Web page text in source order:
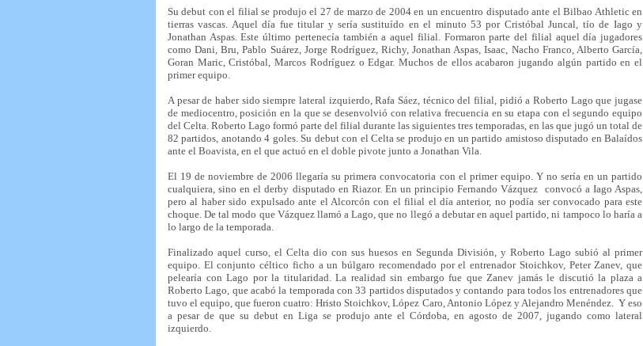
Su debut con el filial se produjo el 27 de marzo de 2004 en un encuentro disputado ante el Bilbao Athletic en
tierras vascas. Aquel día fue titular y sería sustituído en el minuto 53 por Cristóbal Juncal, tío de Iago y
Jonathan Aspas. Este último pertenecía también a aquel filial. Formaron parte del filial aquel día jugadores
como Dani, Bru, Pablo Suárez, Jorge Rodríguez, Richy, Jonathan Aspas, Isaac, Nacho Franco, Alberto García,
Goran Maric, Cristóbal, Marcos Rodríguez o Edgar. Muchos de ellos acabaron jugando algún partido en el
primer equipo.
A pesar de haber sido siempre lateral izquierdo, Rafa Sáez, técnico del filial, pidió a Roberto Lago que jugase
de mediocentro, posición en la que se desenvolvió con relativa frecuencia en su etapa con el segundo equipo
del Celta. Roberto Lago formó parte del filial durante las siguientes tres temporadas, en las que jugó un total de
82 partidos, anotando 4 goles. Su debut con el Celta se produjo en un partido amistoso disputado en Balaídos
ante el Boavista, en el que actuó en el doble pivote junto a Jonathan Vila.
El 19 de noviembre de 2006 llegaría su primera convocatoria con el primer equipo. Y no sería en un partido
cualquiera, sino en el derby disputado en Riazor. En un principio Fernando Vázquez convocó a Iago Aspas,
pero al haber sido expulsado ante el Alcorcón con el filial el día anterior, no podía ser convocado para este
choque. De tal modo que Vázquez llamó a Lago, que no llegó a debutar en aquel partido, ni tampoco lo haría a
lo largo de la temporada.
Finalizado aquel curso, el Celta dio con sus huesos en Segunda División, y Roberto Lago subió al primer
equipo. El conjunto céltico ficho a un búlgaro recomendado por el entrenador Stoichkov, Peter Zanev, que
pelearía con Lago por la titularidad. La realidad sin embargo fue que Zanev jamás le discutió la plaza a
Roberto Lago, que acabó la temporada con 33 partidos disputados y contando para todos los entrenadores que
tuvo el equipo, que fueron cuatro: Hristo Stoichkov, López Caro, Antonio López y Alejandro Menéndez. Y eso
a pesar de que su debut en Liga se produjo ante el Córdoba, en agosto de 2007, jugando como lateral
izquierdo.